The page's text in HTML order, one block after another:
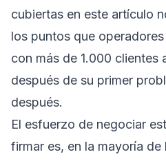
cubiertas en este artículo
los puntos que
con más de 1.000 clientes
después de su primer
después.
El esfuerzo de negociar
firmar es, en la mayoría